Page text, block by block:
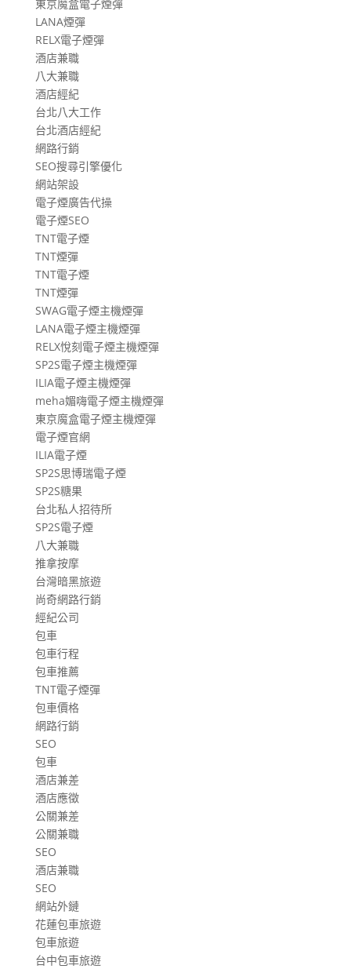
東京魔盒電子煙彈
LANA煙彈
RELX電子煙彈
酒店兼職
八大兼職
酒店經紀
台北八大工作
台北酒店經紀
網路行銷
SEO搜尋引擎優化
網站架設
電子煙廣告代操
電子煙SEO
TNT電子煙
TNT煙彈
TNT電子煙
TNT煙彈
SWAG電子煙主機煙彈
LANA電子煙主機煙彈
RELX悅刻電子煙主機煙彈
SP2S電子煙主機煙彈
ILIA電子煙主機煙彈
meha媚嗨電子煙主機煙彈
東京魔盒電子煙主機煙彈
電子煙官網
ILIA電子煙
SP2S思博瑞電子煙
SP2S糖果
台北私人招待所
SP2S電子煙
八大兼職
推拿按摩
台灣暗黑旅遊
尚奇網路行銷
經紀公司
包車
包車行程
包車推薦
TNT電子煙彈
包車價格
網路行銷
SEO
包車
酒店兼差
酒店應徵
公關兼差
公關兼職
SEO
酒店兼職
SEO
網站外鏈
花蓮包車旅遊
包車旅遊
台中包車旅遊